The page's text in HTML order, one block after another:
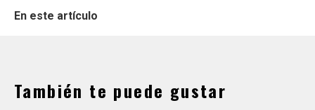
En este artículo
También te puede gustar